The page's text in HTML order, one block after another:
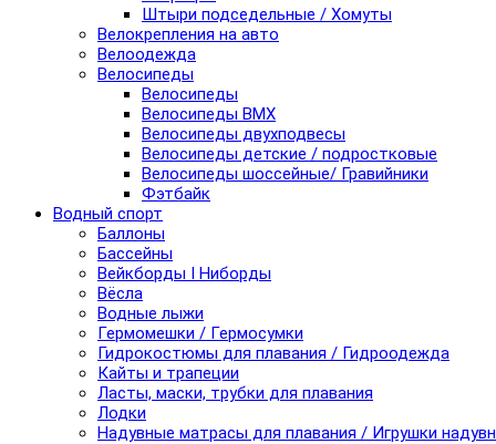
Штыри подседельные / Хомуты
Велокрепления на авто
Велоодежда
Велосипеды
Велосипеды
Велосипеды BMX
Велосипеды двухподвесы
Велосипеды детские / подростковые
Велосипеды шоссейные/ Гравийники
Фэтбайк
Водный спорт
Баллоны
Бассейны
Вейкборды I Ниборды
Вёсла
Водные лыжи
Гермомешки / Гермосумки
Гидрокостюмы для плавания / Гидроодежда
Кайты и трапеции
Ласты, маски, трубки для плавания
Лодки
Надувные матрасы для плавания / Игрушки